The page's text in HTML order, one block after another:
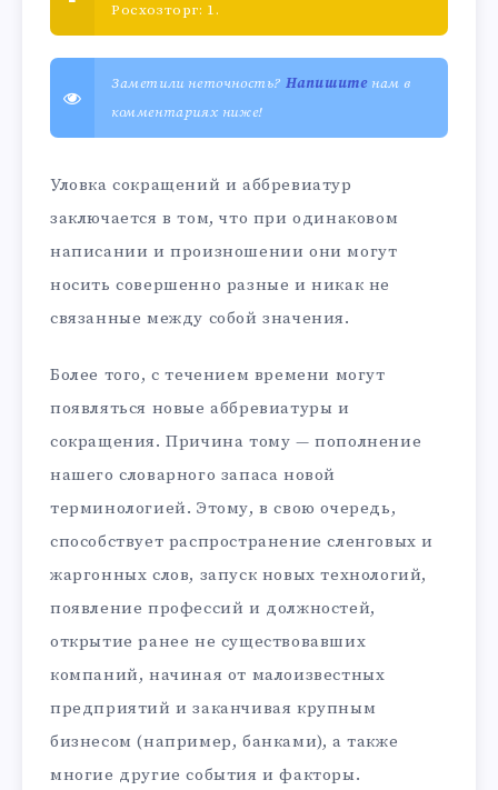
Росхозторг: 1.
Заметили неточность? Напишитенам в
комментариях ниже!
Уловка сокращений и аббревиатур
заключается в том, что при одинаковом
написании и произношении они могут
носить совершенно разные и никак не
связанные между собой значения.
Более того, с течением времени могут
появляться новые аббревиатуры и
сокращения. Причина тому — пополнение
нашего словарного запаса новой
терминологией. Этому, в свою очередь,
способствует распространение сленговых и
жаргонных слов, запуск новых технологий,
появление профессий и должностей,
открытие ранее не существовавших
компаний, начиная от малоизвестных
предприятий и заканчивая крупным
бизнесом (например, банками), а также
многие другие события и факторы.